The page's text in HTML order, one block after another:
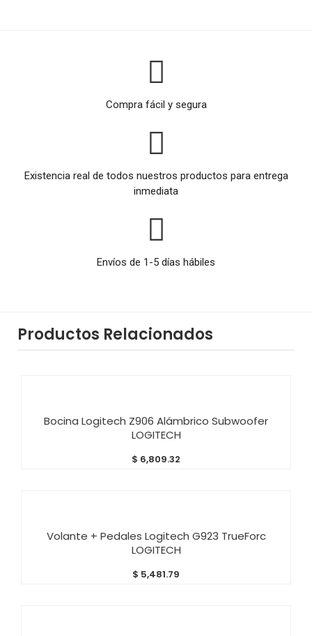
Compra fácil y segura
Existencia real de todos nuestros productos para entrega
inmediata
Envíos de 1-5 días hábiles
Productos Relacionados
Bocina Logitech Z906 Alámbrico Subwoofer
LOGITECH
$ 6,809.32
Volante + Pedales Logitech G923 TrueForc
LOGITECH
$ 5,481.79